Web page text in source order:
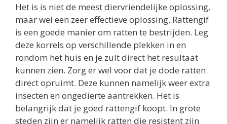
Het is is niet de meest diervriendelijke oplossing,
maar wel een zeer effectieve oplossing. Rattengif
is een goede manier om ratten te bestrijden. Leg
deze korrels op verschillende plekken in en
rondom het huis en je zult direct het resultaat
kunnen zien. Zorg er wel voor dat je dode ratten
direct opruimt. Deze kunnen namelijk weer extra
insecten en ongedierte aantrekken. Het is
belangrijk dat je goed rattengif koopt. In grote
steden zijn er namelijk ratten die resistent zijn